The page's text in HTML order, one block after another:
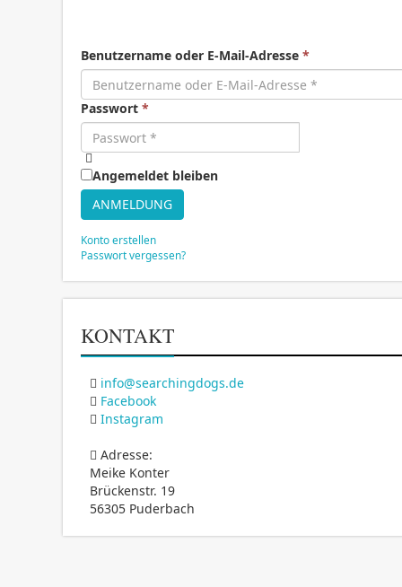
Benutzername oder E-Mail-Adresse *
Passwort *
Angemeldet bleiben
ANMELDUNG
Konto erstellen
Passwort vergessen?
KONTAKT
info@searchingdogs.de
Facebook
Instagram
Adresse:
Meike Konter
Brückenstr. 19
56305 Puderbach